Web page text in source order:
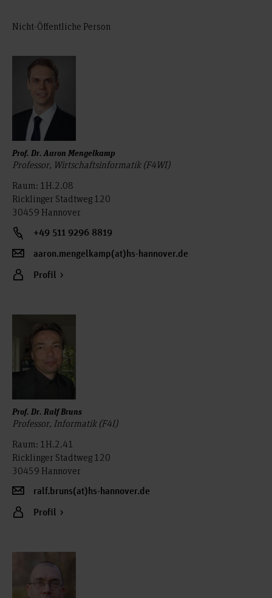
Nicht-Öffentliche Person
Prof. Dr. Aaron Mengelkamp
Professor, Wirtschaftsinformatik (F4WI)
Raum: 1H.2.08
Ricklinger Stadtweg 120
30459 Hannover
+49 511 9296 8819
aaron.mengelkamp(at)hs-hannover.de
Profil
Prof. Dr. Ralf Bruns
Professor, Informatik (F4I)
Raum: 1H.2.41
Ricklinger Stadtweg 120
30459 Hannover
ralf.bruns(at)hs-hannover.de
Profil